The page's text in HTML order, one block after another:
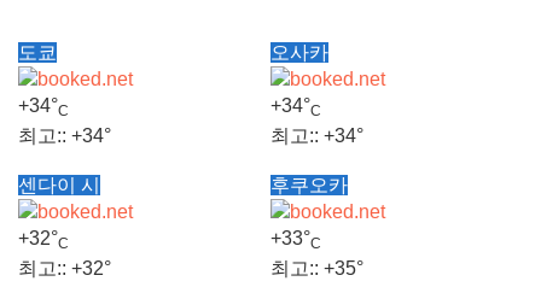
도쿄
+34°C
최고:: +34°
최저::+26°
토, 08.08.2026
오사카
+34°C
최고:: +34°
최저::+27°
토, 08.08.2026
센다이 시
+32°C
최고:: +32°
후쿠오카
+33°C
최고:: +35°